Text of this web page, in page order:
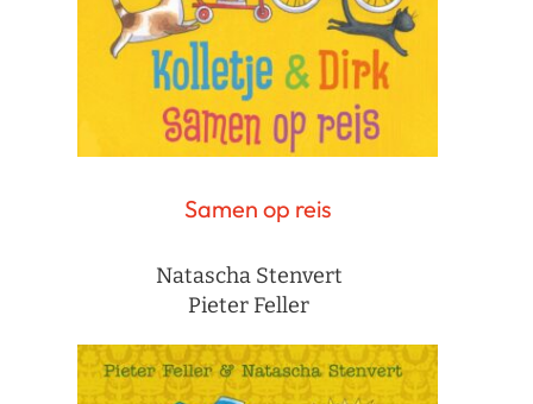
Samen op reis
Natascha Stenvert
Pieter Feller